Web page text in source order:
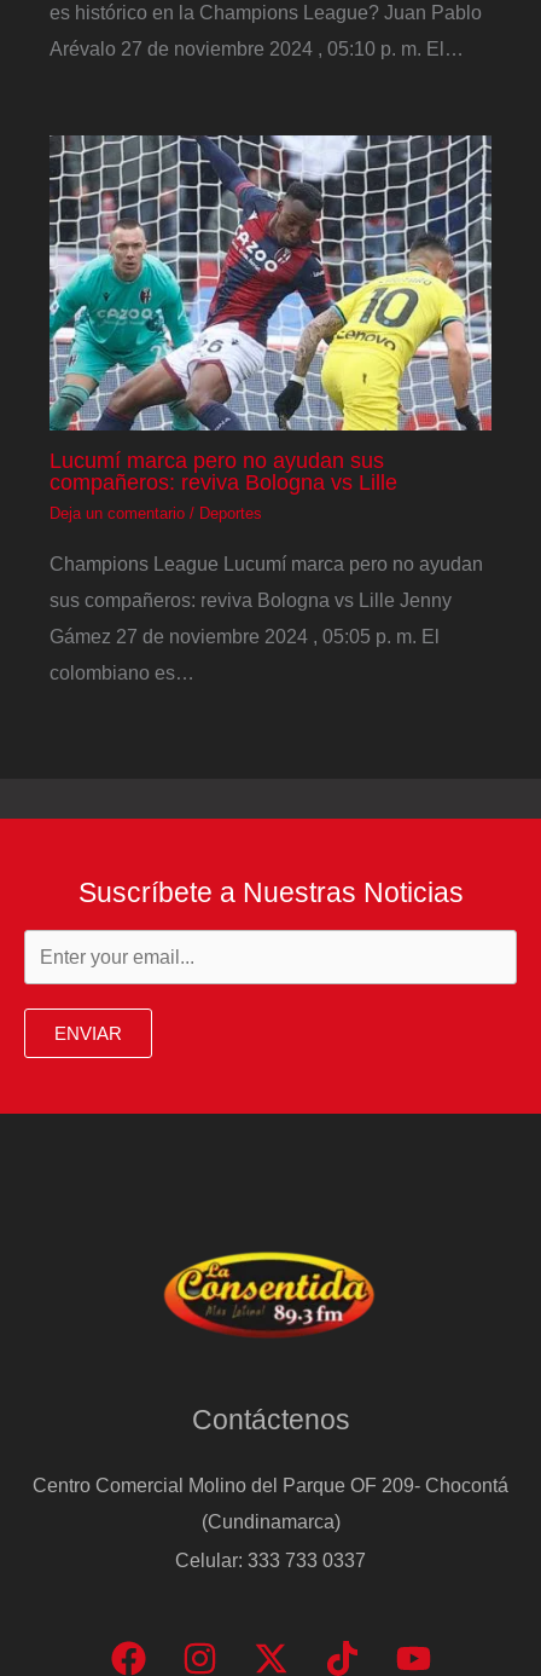
es histórico en la Champions League? Juan Pablo
Arévalo 27 de noviembre 2024 , 05:10 p. m. El…
Lucumí marca pero no ayudan sus
compañeros: reviva Bologna vs Lille
Deja un comentario / Deportes
Champions League Lucumí marca pero no ayudan
sus compañeros: reviva Bologna vs Lille Jenny
Gámez 27 de noviembre 2024 , 05:05 p. m. El
colombiano es…
Suscríbete a Nuestras Noticias
ENVIAR
Contáctenos
Centro Comercial Molino del Parque OF 209- Chocontá
(Cundinamarca)
Celular: 333 733 0337